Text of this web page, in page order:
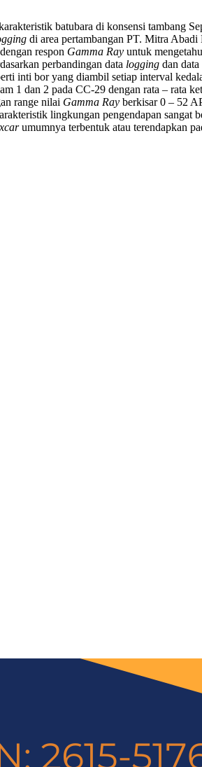
batubara di konsensi tambang
di area pertambangan PT. Mitra
respon Gamma Ray untuk
perbandingan data logging dan
inti bor yang diambil setiap interval
1 dan 2 pada CC-29 dengan rata – rata
range nilai Gamma Ray berkisar 0 – 52
lingkungan pengendapan sangat
umumnya terbentuk atau terendapkan